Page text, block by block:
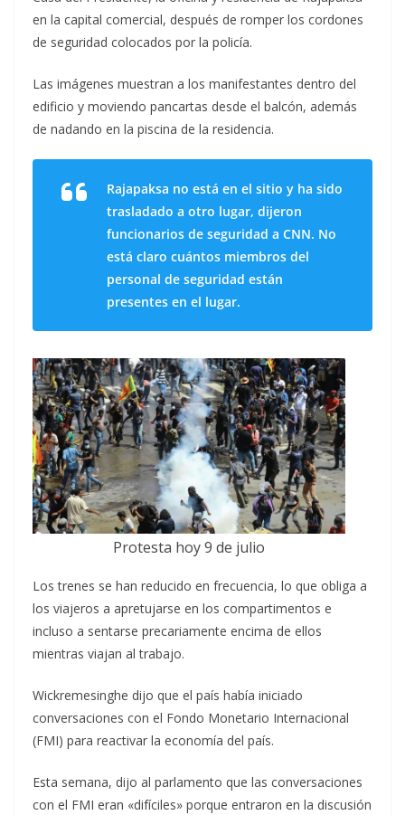
en la capital comercial, después de romper los cordones
de seguridad colocados por la policía.
Las imágenes muestran a los manifestantes dentro del
edificio y moviendo pancartas desde el balcón, además
de nadando en la piscina de la residencia.
Rajapaksa no está en el sitio y ha sido
trasladado a otro lugar, dijeron
funcionarios de seguridad a CNN. No
está claro cuántos miembros del
personal de seguridad están
presentes en el lugar.
Protesta hoy 9 de julio
Los trenes se han reducido en frecuencia, lo que obliga a
los viajeros a apretujarse en los compartimentos e
incluso a sentarse precariamente encima de ellos
mientras viajan al trabajo.
Wickremesinghe dijo que el país había iniciado
conversaciones con el Fondo Monetario Internacional
(FMI) para reactivar la economía del país.
Esta semana, dijo al parlamento que las conversaciones
con el FMI eran «difíciles» porque entraron en la discusión